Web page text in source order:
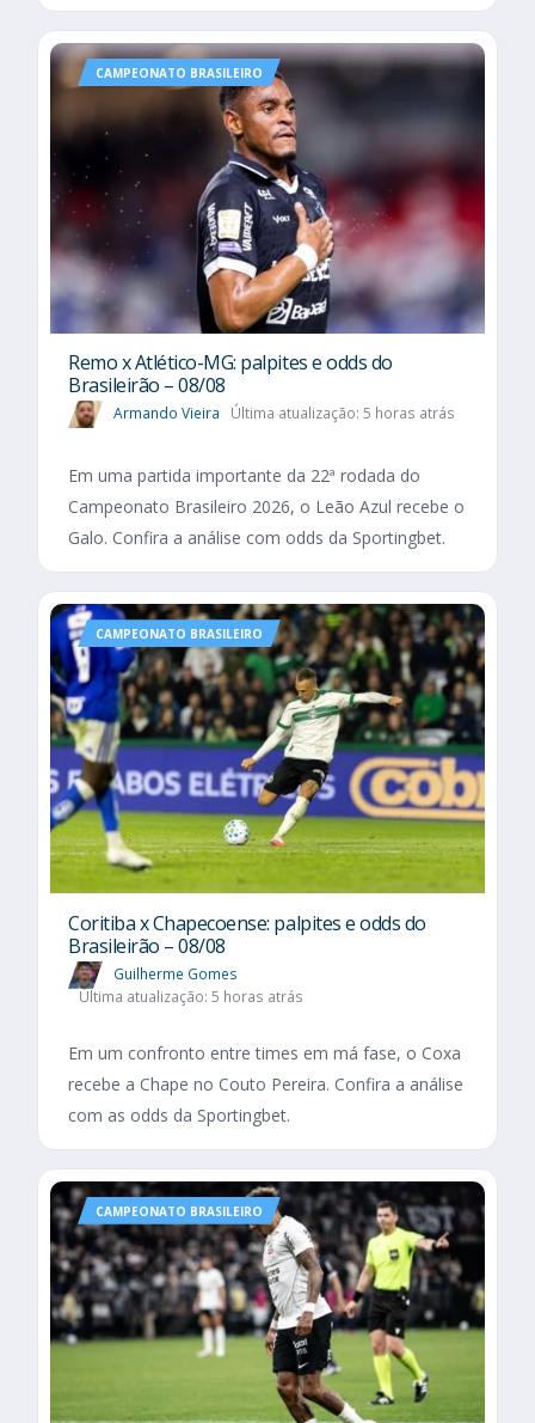
CAMPEONATO BRASILEIRO
Remo x Atlético-MG: palpites e odds do
Brasileirão – 08/08
Armando Vieira Última atualização: 5 horas atrás
Em uma partida importante da 22ª rodada do
Campeonato Brasileiro 2026, o Leão Azul recebe o
Galo. Confira a análise com odds da Sportingbet.
CAMPEONATO BRASILEIRO
Coritiba x Chapecoense: palpites e odds do
Brasileirão – 08/08
Guilherme Gomes
Última atualização: 5 horas atrás
Em um confronto entre times em má fase, o Coxa
recebe a Chape no Couto Pereira. Confira a análise
com as odds da Sportingbet.
CAMPEONATO BRASILEIRO